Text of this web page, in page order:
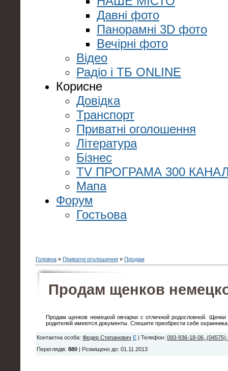
Давні фото
Панорамні 3D фото
Вечірні фото
Відео
Радіо і ТБ ONLINE
Корисне
Довідка
Транспорт
Приватні оголошення
Література
Бізнес
TV ПРОГРАМА 300
Мапа
Форум
Гостьова
Головна » Приватні оголошення » Продам
Продам щенков
Продам щенков немецкой овчарки с отличной родословной.
родителей имеются документы. Спешите преобрести себе
Контактна особа: Федер Степанович E Телефон: 093-936-18-06, (04575)
Переглядів: 880 Розміщено до: 01.11.2013